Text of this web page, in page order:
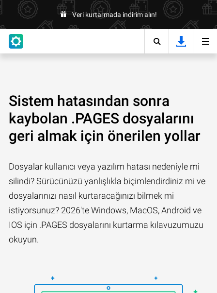
Veri kurtarmada indirim alın!
Sistem hatasından sonra
kaybolan .PAGES dosyalarını
geri almak için önerilen yollar
Dosyalar kullanıcı veya yazılım hatası nedeniyle mi
silindi? Sürücünüzü yanlışlıkla biçimlendirdiniz mi ve
dosyalarınızı nasıl kurtaracağınızı bilmek mi
istiyorsunuz? 2026'te Windows, MacOS, Android ve
IOS için .PAGES dosyalarını kurtarma kılavuzumuzu
okuyun.